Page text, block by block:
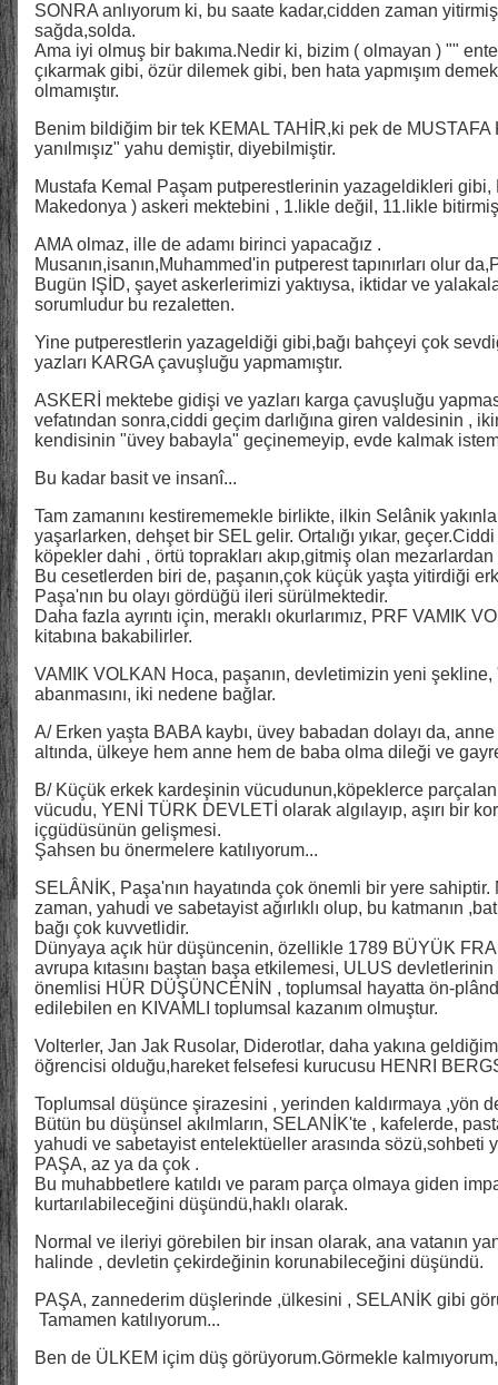
SONRA anlıyorum ki, bu saate kadar,cidden zaman
sağda,solda.
Ama iyi olmuş bir bakıma.Nedir ki, bizim ( olmayan ) ""
çıkarmak gibi, özür dilemek gibi, ben hata yapmışım
olmamıştır.
Benim bildiğim bir tek KEMAL TAHİR,ki pek de MUSTAFA
yanılmışız" yahu demiştir, diyebilmiştir.
Mustafa Kemal Paşam putperestlerinin yazageldikleri gibi,
Makedonya ) askeri mektebini , 1.likle değil, 11.likle
AMA olmaz, ille de adamı birinci yapacağız .
Musanın,isanın,Muhammed'in putperest tapınırları olur
Bugün IŞİD, şayet askerlerimizi yaktıysa, iktidar ve
sorumludur bu rezaletten.
Yine putperestlerin yazageldiği gibi,bağı bahçeyi çok
yazları KARGA çavuşluğu yapmamıştır.
ASKERİ mektebe gidişi ve yazları karga çavuşluğu
vefatından sonra,ciddi geçim darlığına giren valdesinin ,
kendisinin "üvey babayla" geçinemeyip, evde kalmak
Bu kadar basit ve insanî...
Tam zamanını kestirememekle birlikte, ilkin Selânik
yaşarlarken, dehşet bir SEL gelir. Ortalığı yıkar,
köpekler dahi , örtü toprakları akıp,gitmiş olan mezarlardan
Bu cesetlerden biri de, paşanın,çok küçük yaşta yitirdiği
Paşa'nın bu olayı gördüğü ileri sürülmektedir.
Daha fazla ayrıntı için, meraklı okurlarımız, PRF VAMIK
kitabına bakabilirler.
VAMIK VOLKAN Hoca, paşanın, devletimizin yeni
abanmasını, iki nedene bağlar.
A/ Erken yaşta BABA kaybı, üvey babadan dolayı da,
altında, ülkeye hem anne hem de baba olma dileği ve
B/ Küçük erkek kardeşinin vücudunun,köpeklerce
vücudu, YENİ TÜRK DEVLETİ olarak algılayıp, aşırı bir
içgüdüsünün gelişmesi.
Şahsen bu önermelere katılıyorum...
SELÂNİK, Paşa'nın hayatında çok önemli bir yere sahiptir.
zaman, yahudi ve sabetayist ağırlıklı olup, bu katmanın
bağı çok kuvvetlidir.
Dünyaya açık hür düşüncenin, özellikle 1789 BÜYÜK
avrupa kıtasını baştan başa etkilemesi, ULUS devletlerinin
önemlisi HÜR DÜŞÜNCENİN , toplumsal hayatta ön-
edilebilen en KIVAMLI toplumsal kazanım olmuştur.
Volterler, Jan Jak Rusolar, Diderotlar, daha yakına
öğrencisi olduğu,hareket felsefesi kurucusu HENRI
Toplumsal düşünce şirazesini , yerinden kaldırmaya ,yön
Bütün bu düşünsel akılmların, SELANİK'te , kafelerde,
yahudi ve sabetayist entelektüeller arasında sözü,sohbeti
PAŞA, az ya da çok .
Bu muhabbetlere katıldı ve param parça olmaya giden
kurtarılabileceğini düşündü,haklı olarak.
Normal ve ileriyi görebilen bir insan olarak, ana vatanın
halinde , devletin çekirdeğinin korunabileceğini düşündü.
PAŞA, zannederim düşlerinde ,ülkesini , SELANİK gibi
Tamamen katılıyorum...
Ben de ÜLKEM içim düş görüyorum.Görmekle